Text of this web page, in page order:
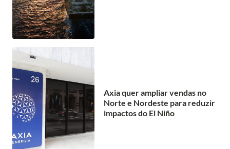
Axia quer ampliar vendas no
Norte e Nordeste para reduzir
impactos do El Niño